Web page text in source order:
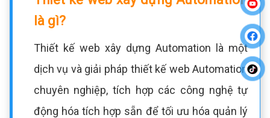
là gì?
Thiết kế web xây dựng Automation là một
dịch vụ và giải pháp thiết kế web Automation
chuyên nghiệp, tích hợp các công nghệ tự
động hóa tích hợp sẵn để tối ưu hóa quản lý